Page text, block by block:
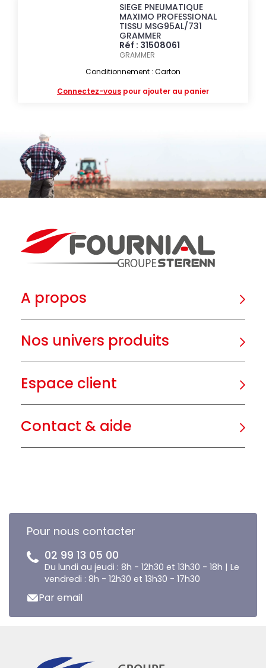
SIEGE PNEUMATIQUE
MAXIMO PROFESSIONAL
TISSU MSG95AL/731
GRAMMER
Réf : 31508061
GRAMMER
Conditionnement : Carton
Connectez-vous pour ajouter au panier
A propos
Nos univers produits
Espace client
Contact & aide
Pour nous contacter
02 99 13 05 00
Du lundi au jeudi : 8h - 12h30 et 13h30 - 18h | Le
vendredi : 8h - 12h30 et 13h30 - 17h30
Par email